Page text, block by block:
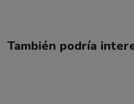
También podría